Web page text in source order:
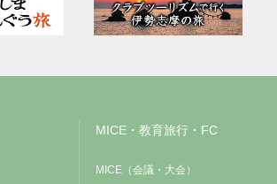
MICE・教育旅行・FC
MICE（会議・大会）